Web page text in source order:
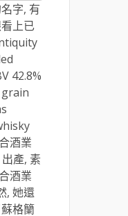
字, 有
上已
42.8%
酒業
產, 素
酒業
, 她還
格籣